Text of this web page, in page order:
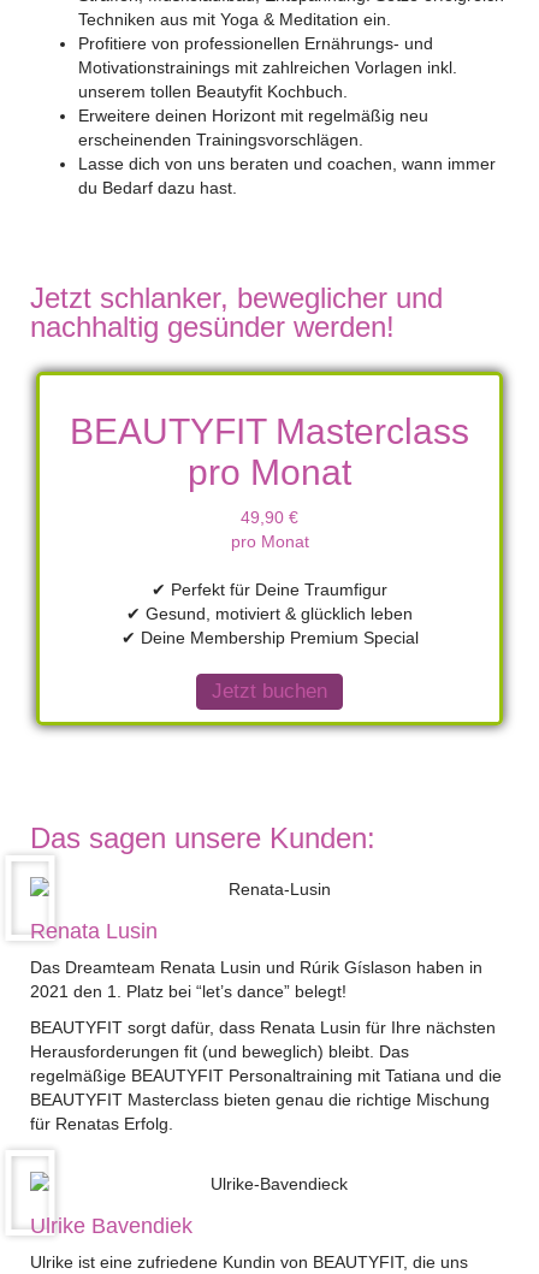
Techniken aus mit Yoga & Meditation ein.
Profitiere von professionellen Ernährungs- und
Motivationstrainings mit zahlreichen Vorlagen inkl.
unserem tollen Beautyfit Kochbuch.
Erweitere deinen Horizont mit regelmäßig neu
erscheinenden Trainingsvorschlägen.
Lasse dich von uns beraten und coachen, wann immer
du Bedarf dazu hast.
Jetzt schlanker, beweglicher und
nachhaltig gesünder werden!
BEAUTYFIT Masterclass
pro Monat
49,90 €
pro Monat
✔ Perfekt für Deine Traumfigur
✔ Gesund, motiviert & glücklich leben
✔ Deine Membership Premium Special
Jetzt buchen
Das sagen unsere Kunden:
Renata Lusin
Das Dreamteam Renata Lusin und Rúrik Gíslason haben in
2021 den 1. Platz bei “let’s dance” belegt!
BEAUTYFIT sorgt dafür, dass Renata Lusin für Ihre nächsten
Herausforderungen fit (und beweglich) bleibt. Das
regelmäßige BEAUTYFIT Personaltraining mit Tatiana und die
BEAUTYFIT Masterclass bieten genau die richtige Mischung
für Renatas Erfolg.
Ulrike Bavendiek
Ulrike ist eine zufriedene Kundin von BEAUTYFIT, die uns